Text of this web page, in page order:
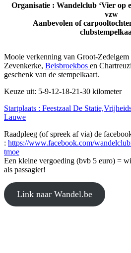
Organisatie : Wandelclub ‘Vier op
vzw
Aanbevolen of
Mooie verkenning van Groot-Zedelgem
Zevenkerke, Beisbroekbos en
geschenk van de stempelkaart.
Keuze uit: 5-9-12-18-21-30 kilometer
Startplaats : Feestzaal De
Lauwe
Raadpleeg (of spreek af via) de
: https://www.facebook.com/
tmoe
Een kleine vergoeding (bvb 5 euro) =
als passagier!
Link naar Wandel.be